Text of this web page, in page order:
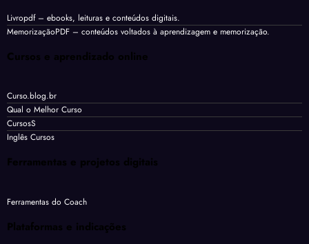
Livropdf– ebooks, leituras e conteúdos digitais.
MemorizaçãoPDF – conteúdos voltados à aprendizagem e memorização.
Cursos e aprendizado online
Curso.blog.br
Qual o Melhor Curso
CursosS
Inglês Cursos
Ferramentas e projetos digitais
Ferramentas do Coach
Plataformas e indicações